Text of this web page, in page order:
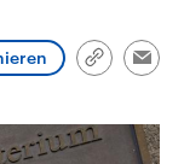
Link